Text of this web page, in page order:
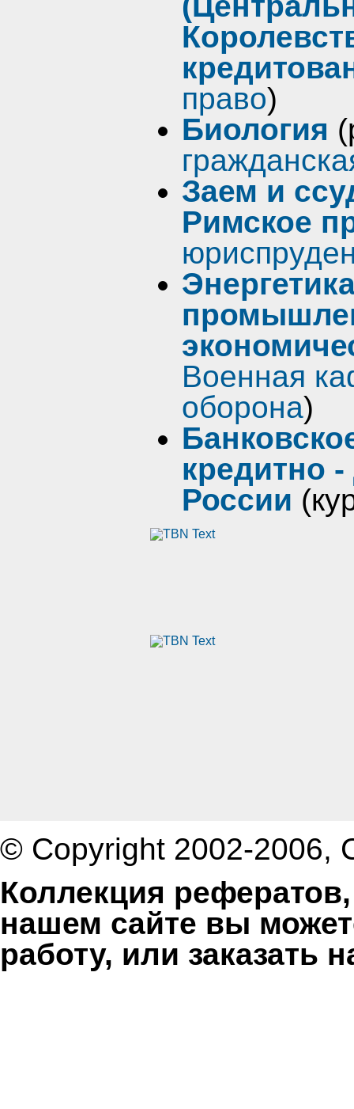
право)
Биология
Заем и
Римское
Военная
оборона)
кредитно
России
© Copyright 2002-2006,
Коллекция
нашем сайте вы
работу, или заказать